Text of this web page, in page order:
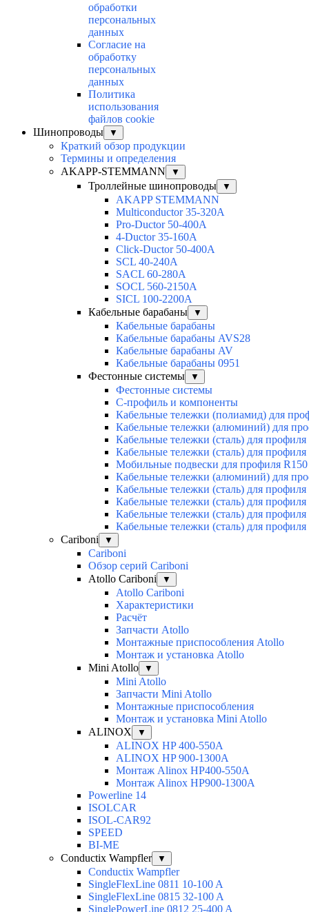
обработки
персональных
данных
Согласие на
обработку
персональных
данных
Политика
использования
файлов cookie
Шинопроводы
▼
Краткий обзор продукции
Термины и определения
AKAPP-STEMMANN
▼
Троллейные шинопроводы ▼
AKAPP STEMMANN
Multiconductor 35-320А
Pro-Ductor 50-400А
4-Ductor 35-160А
Click-Ductor 50-400А
SCL 40-240А
SACL 60-280А
SOCL 560-2150А
SICL 100-2200А
Кабельные барабаны
▼
Кабельные барабаны
Кабельные барабаны AVS28
Кабельные барабаны AV
Кабельные барабаны 0951
Фестонные системы
▼
Фестонные системы
С-профиль и компоненты
Кабельные тележки (полиамид) для
Кабельные тележки (алюминий) для
Кабельные тележки (сталь) для профиля
Кабельные тележки (сталь) для
Мобильные подвески для профиля R150
Кабельные тележки (алюминий) для
Кабельные тележки (сталь) для профиля
Кабельные тележки (сталь) для
Кабельные тележки (сталь) для профиля
Кабельные тележки (сталь) для
Cariboni
▼
Cariboni
Обзор серий Cariboni
Atollo Cariboni
▼
Atollo Cariboni
Характеристики
Расчёт
Запчасти Atollo
Монтажные приспособления Atollo
Монтаж и установка Atollo
Mini Atollo
▼
Mini Atollo
Запчасти Mini Atollo
Монтажные приспособления
Монтаж и установка Mini Atollo
ALINOX
▼
ALINOX HP 400-550A
ALINOX HP 900-1300A
Монтаж Alinox HP400-550A
Монтаж Alinox HP900-1300A
Powerline 14
ISOLCAR
ISOL-CAR92
SPEED
BI-ME
Conductix Wampfler
▼
Conductix Wampfler
SingleFlexLine 0811 10-100 A
SingleFlexLine 0815 32-100 A
SinglePowerLine 0812 25-400 A